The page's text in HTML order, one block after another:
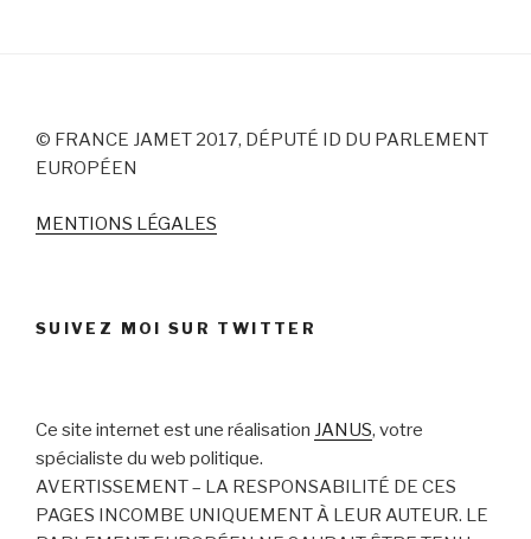
© FRANCE JAMET 2017, DÉPUTÉ ID DU PARLEMENT
EUROPÉEN
MENTIONS LÉGALES
SUIVEZ MOI SUR TWITTER
Ce site internet est une réalisation JANUS, votre
spécialiste du web politique.
AVERTISSEMENT – LA RESPONSABILITÉ DE CES
PAGES INCOMBE UNIQUEMENT À LEUR AUTEUR. LE